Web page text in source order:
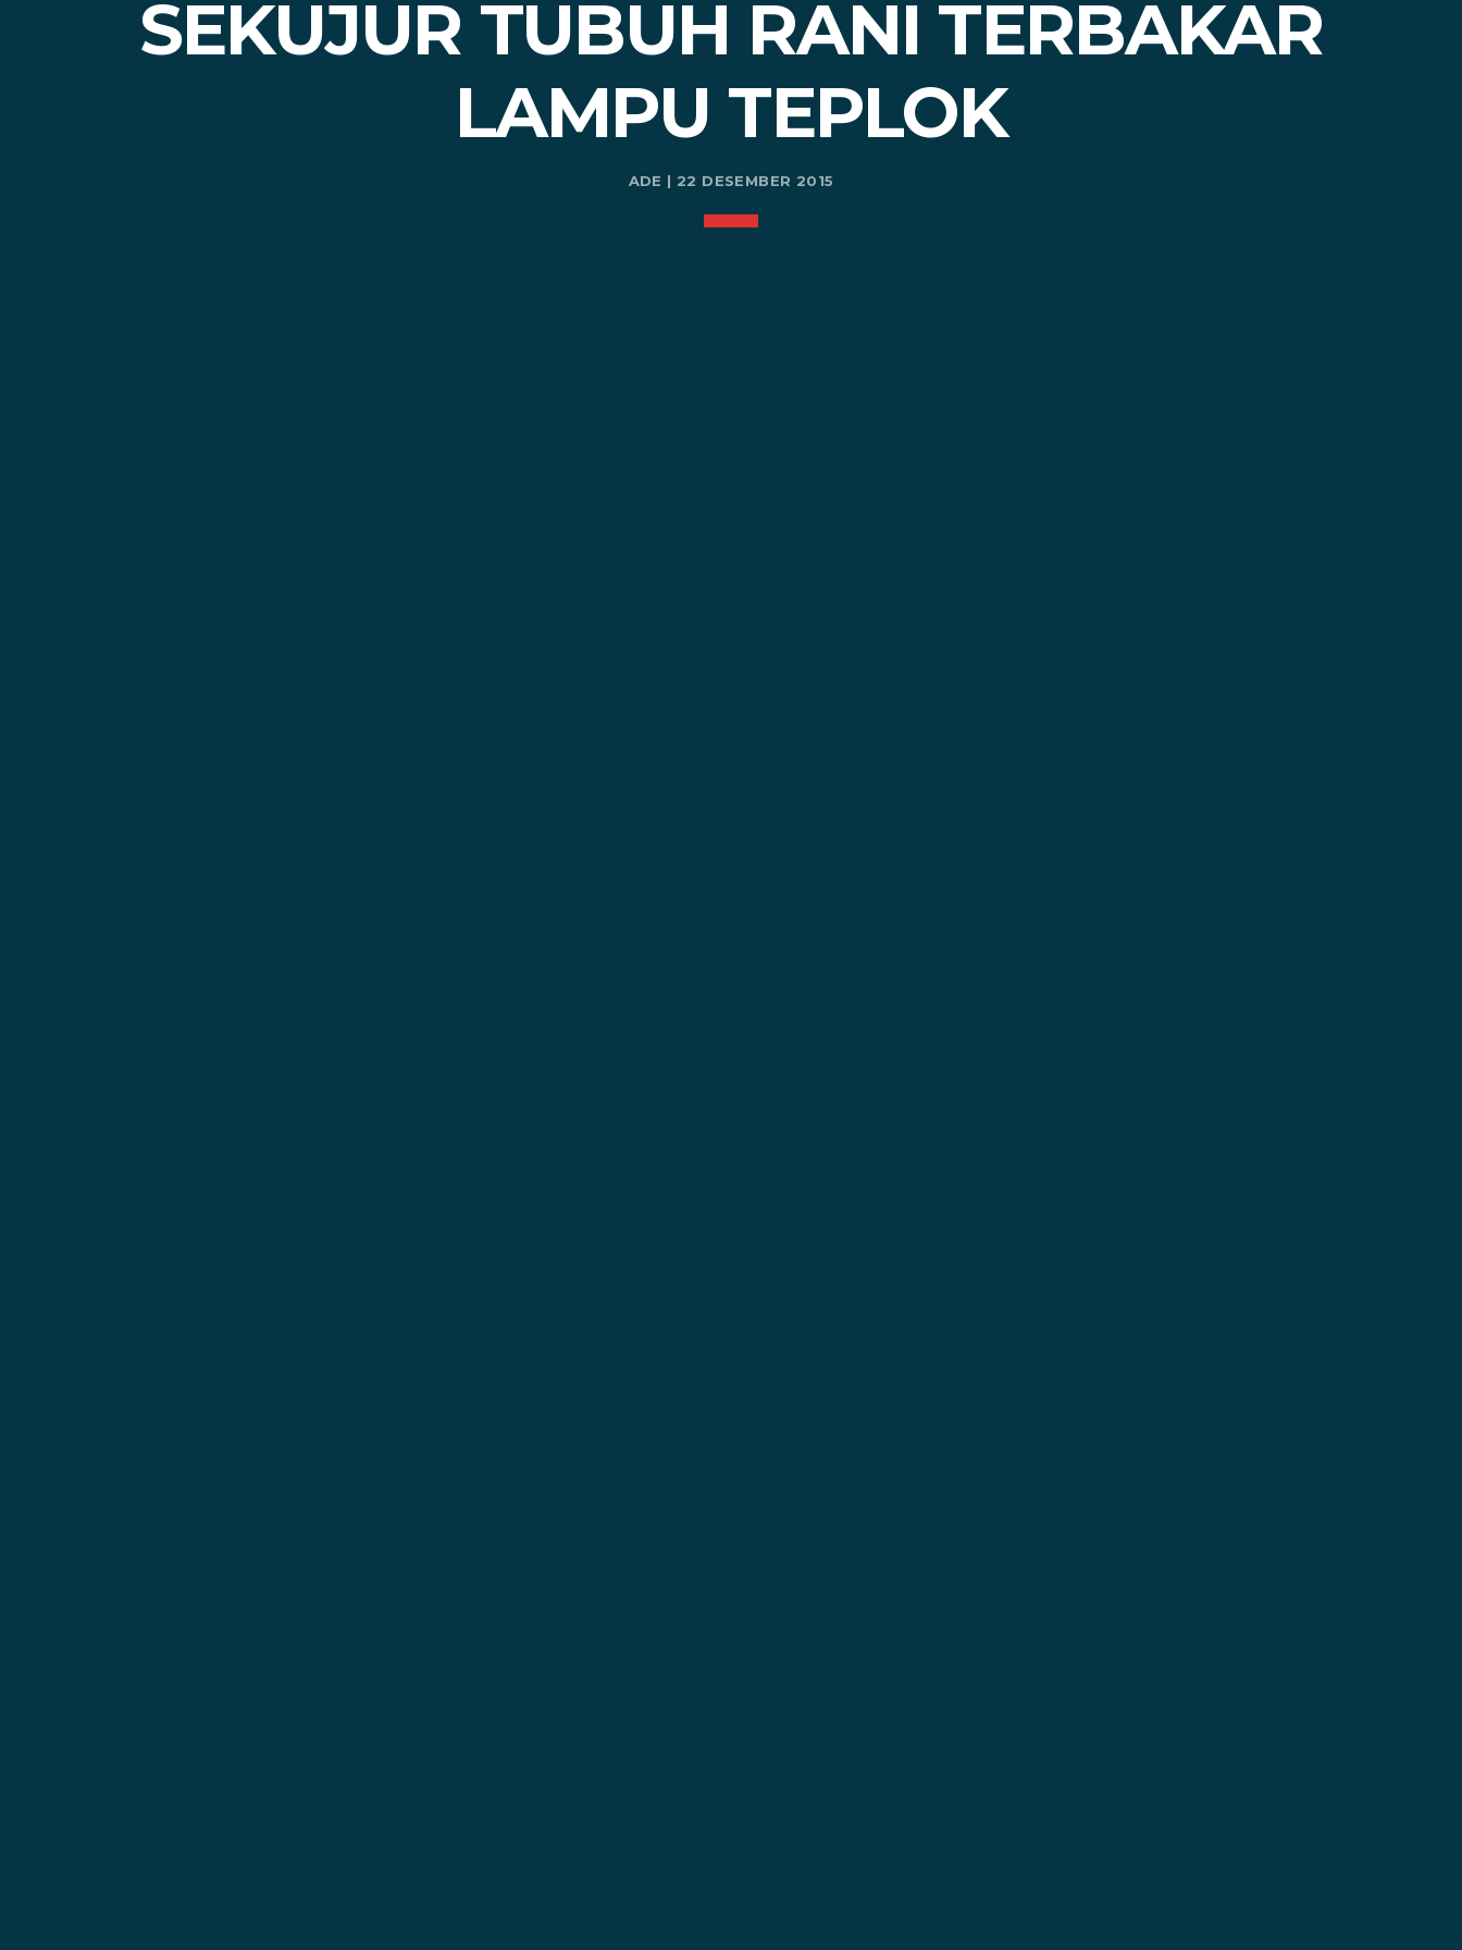
SEKUJUR TUBUH RANI TERBAKAR
LAMPU TEPLOK
ADE | 22 DESEMBER 2015